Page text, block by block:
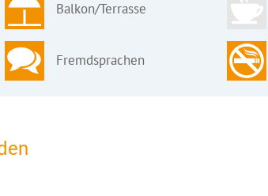
Balkon/Terrasse
Fremdsprachen